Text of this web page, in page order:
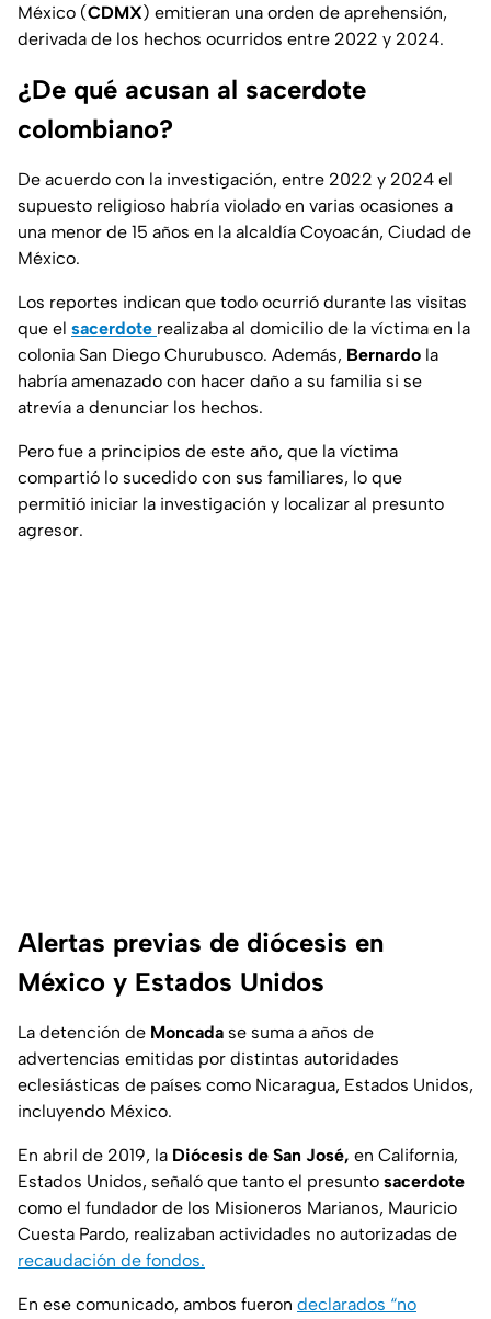
México (CDMX) emitieran una orden de aprehensión,
derivada de los hechos ocurridos entre 2022 y 2024.
¿De qué acusan al sacerdote
colombiano?
De acuerdo con la investigación, entre 2022 y 2024 el
supuesto religioso habría violado en varias ocasiones a
una menor de 15 años en la alcaldía Coyoacán, Ciudad de
México.
Los reportes indican que todo ocurrió durante las visitas
que el sacerdote realizaba al domicilio de la víctima en la
colonia San Diego Churubusco. Además, Bernardo la
habría amenazado con hacer daño a su familia si se
atrevía a denunciar los hechos.
Pero fue a principios de este año, que la víctima
compartió lo sucedido con sus familiares, lo que
permitió iniciar la investigación y localizar al presunto
agresor.
Alertas previas de diócesis en
México y Estados Unidos
La detención de Moncada se suma a años de
advertencias emitidas por distintas autoridades
eclesiásticas de países como Nicaragua, Estados Unidos,
incluyendo México.
En abril de 2019, la Diócesis de San José, en California,
Estados Unidos, señaló que tanto el presunto sacerdote
como el fundador de los Misioneros Marianos, Mauricio
Cuesta Pardo, realizaban actividades no autorizadas de
recaudación de fondos.
En ese comunicado, ambos fueron declarados “no